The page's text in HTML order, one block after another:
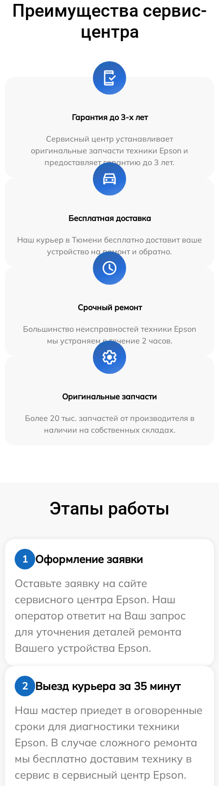
Преимущества сервис-
центра
Гарантия до 3-х лет
Сервисный центр устанавливает
оригинальные запчасти техники Epson и
предоставляет гарантию до 3 лет.
Бесплатная доставка
Наш курьер в Тюмени бесплатно доставит ваше
устройство на ремонт и обратно.
Срочный ремонт
Большинство неисправностей техники Epson
мы устраняем в течение 2 часов.
Оригинальные запчасти
Более 20 тыс. запчастей от производителя в
наличии на собственных складах.
Этапы работы
1
Оформление заявки
Оставьте заявку на сайте
сервисного центра Epson. Наш
оператор ответит на Ваш запрос
для уточнения деталей ремонта
Вашего устройства Epson.
2
Выезд курьера за 35 минут
Наш мастер приедет в оговоренные
сроки для диагностики техники
Epson. В случае сложного ремонта
мы бесплатно доставим технику в
сервис в сервисный центр Epson.